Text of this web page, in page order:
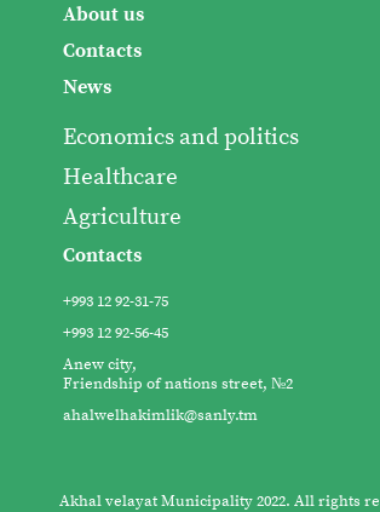
About us
Contacts
News
Economics and politics
Healthcare
Agriculture
Contacts
+993 12 92-31-75
+993 12 92-56-45
Anew city,
Friendship of nations street, №2
ahalwelhakimlik@sanly.tm
Akhal velayat Municipality 2022. All rights